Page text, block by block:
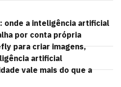
onde a inteligência artificial
por conta própria
para criar imagens,
artificial
vale mais do que a